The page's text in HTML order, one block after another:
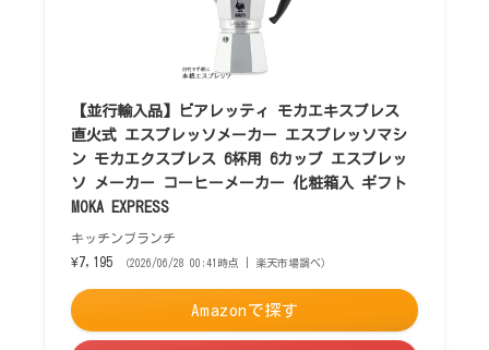
【並行輸入品】ビアレッティ モカエキスプレス
直火式 エスプレッソメーカー エスプレッソマシ
ン モカエクスプレス 6杯用 6カップ エスプレッ
ソ メーカー コーヒーメーカー 化粧箱入 ギフト
MOKA EXPRESS
キッチンブランチ
¥7,195
（2026/06/28 00:41時点 | 楽天市場調べ）
Amazonで探す